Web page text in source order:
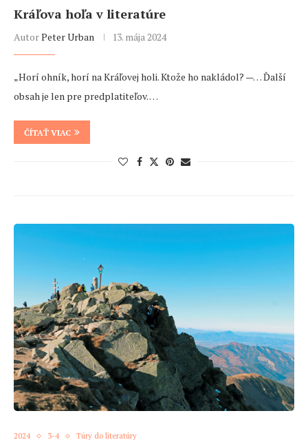
Kráľova hoľa v literatúre
AutorPeter Urban 13. mája 2024
„Horí ohník, horí na Kráľovej holi. Ktože ho nakládol? —… Ďalší
obsah je len pre predplatiteľov. …
ČÍTAŤ VIAC
2024 3-4 Túry do literatúry